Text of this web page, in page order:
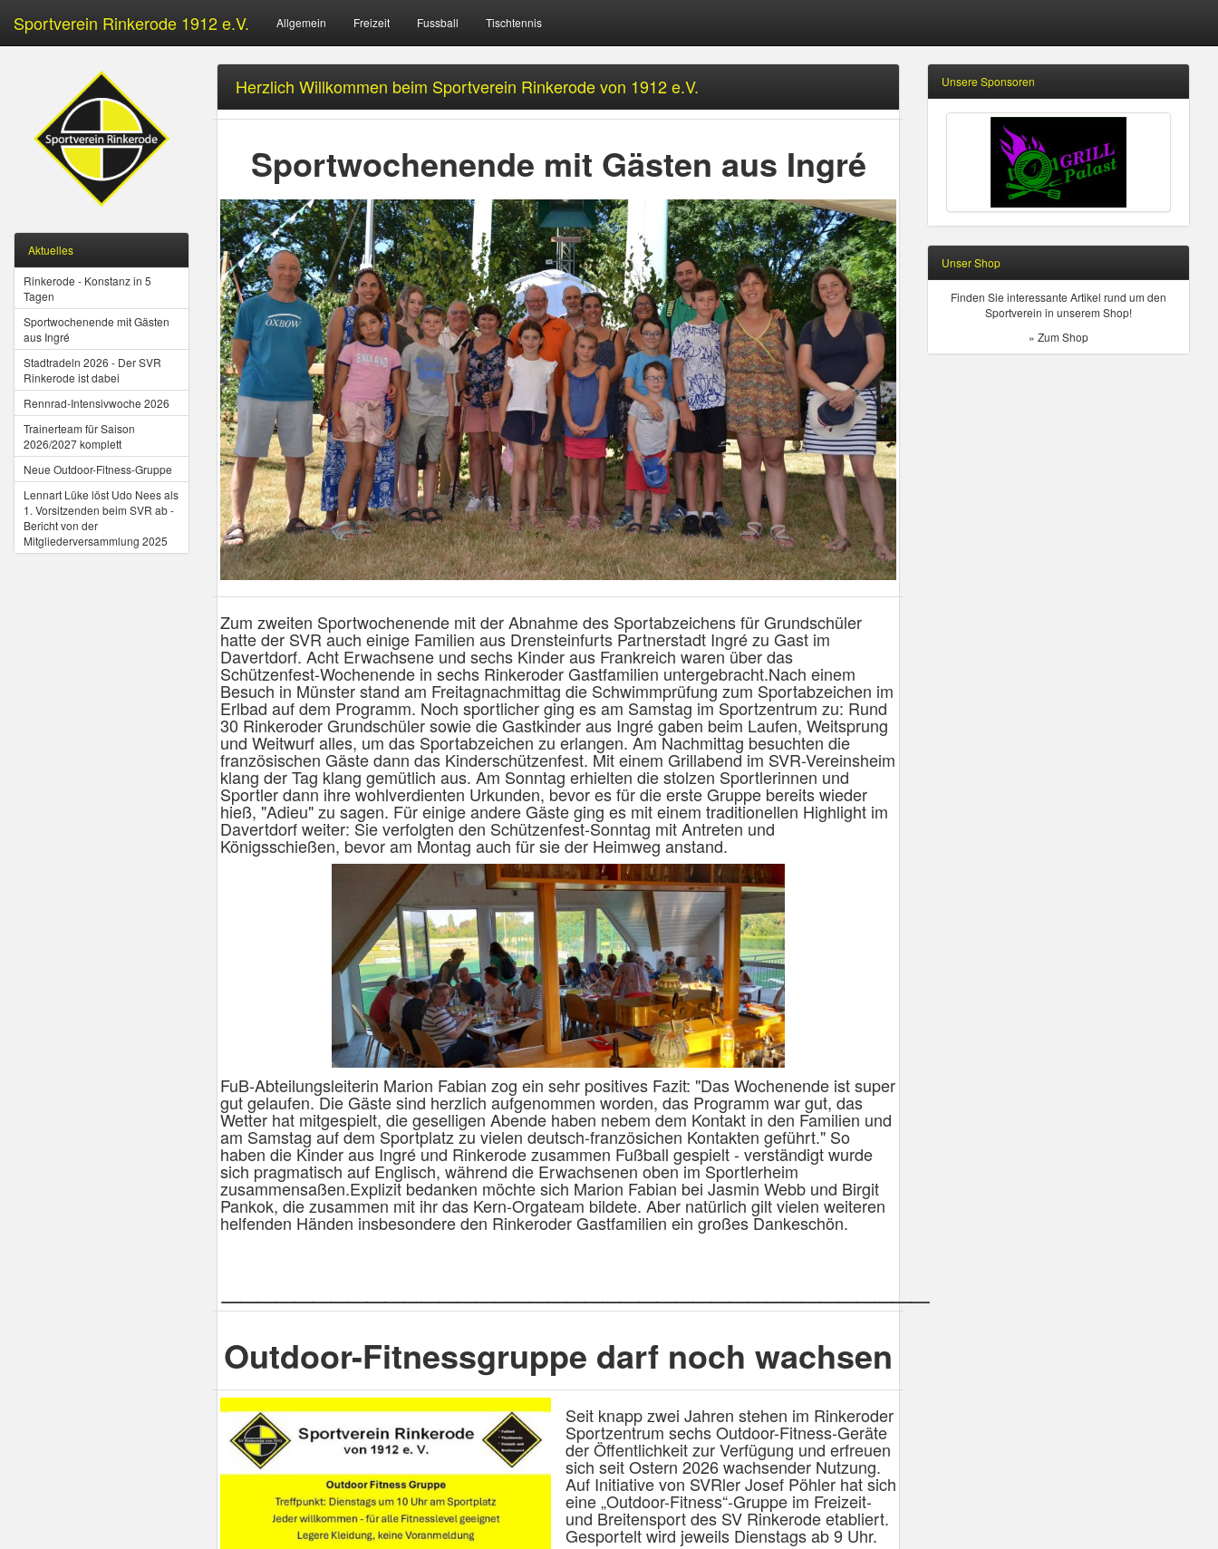
Sportverein Rinkerode 1912 e.V. Allgemein Freizeit Fussball Tischtennis
Aktuelles
Rinkerode - Konstanz in 5
Tagen
Sportwochenende mit Gästen
aus Ingré
Stadtradeln 2026 - Der SVR
Rinkerode ist dabei
Rennrad-Intensivwoche 2026
Trainerteam für Saison
2026/2027 komplett
Neue Outdoor-Fitness-Gruppe
Lennart Lüke löst Udo Nees als
1. Vorsitzenden beim SVR ab -
Bericht von der
Mitgliederversammlung 2025
Herzlich Willkommen beim Sportverein Rinkerode von 1912 e.V.
Sportwochenende mit Gästen aus Ingré
Zum zweiten Sportwochenende mit der Abnahme des Sportabzeichens für Grundschüler
hatte der SVR auch einige Familien aus Drensteinfurts Partnerstadt Ingré zu Gast im
Davertdorf. Acht Erwachsene und sechs Kinder aus Frankreich waren über das
Schützenfest-Wochenende in sechs Rinkeroder Gastfamilien untergebracht.Nach einem
Besuch in Münster stand am Freitagnachmittag die Schwimmprüfung zum Sportabzeichen im
Erlbad auf dem Programm. Noch sportlicher ging es am Samstag im Sportzentrum zu: Rund
30 Rinkeroder Grundschüler sowie die Gastkinder aus Ingré gaben beim Laufen, Weitsprung
und Weitwurf alles, um das Sportabzeichen zu erlangen. Am Nachmittag besuchten die
französischen Gäste dann das Kinderschützenfest. Mit einem Grillabend im SVR-Vereinsheim
klang der Tag klang gemütlich aus. Am Sonntag erhielten die stolzen Sportlerinnen und
Sportler dann ihre wohlverdienten Urkunden, bevor es für die erste Gruppe bereits wieder
hieß, "Adieu" zu sagen. Für einige andere Gäste ging es mit einem traditionellen Highlight im
Davertdorf weiter: Sie verfolgten den Schützenfest-Sonntag mit Antreten und
Königsschießen, bevor am Montag auch für sie der Heimweg anstand.
FuB-Abteilungsleiterin Marion Fabian zog ein sehr positives Fazit: "Das Wochenende ist super
gut gelaufen. Die Gäste sind herzlich aufgenommen worden, das Programm war gut, das
Wetter hat mitgespielt, die geselligen Abende haben nebem dem Kontakt in den Familien und
am Samstag auf dem Sportplatz zu vielen deutsch-französichen Kontakten geführt." So
haben die Kinder aus Ingré und Rinkerode zusammen Fußball gespielt - verständigt wurde
sich pragmatisch auf Englisch, während die Erwachsenen oben im Sportlerheim
zusammensaßen.Explizit bedanken möchte sich Marion Fabian bei Jasmin Webb und Birgit
Pankok, die zusammen mit ihr das Kern-Orgateam bildete. Aber natürlich gilt vielen weiteren
helfenden Händen insbesondere den Rinkeroder Gastfamilien ein großes Dankeschön.
Outdoor-Fitnessgruppe darf noch wachsen
Seit knapp zwei Jahren stehen im Rinkeroder
Sportzentrum sechs Outdoor-Fitness-Geräte
der Öffentlichkeit zur Verfügung und erfreuen
sich seit Ostern 2026 wachsender Nutzung.
Auf Initiative von SVRler Josef Pöhler hat sich
eine „Outdoor-Fitness“-Gruppe im Freizeit-
und Breitensport des SV Rinkerode etabliert.
Gesportelt wird jeweils Dienstags ab 9 Uhr.
Unsere Sponsoren
Unser Shop
Finden Sie interessante Artikel rund um den
Sportverein in unserem Shop!
» Zum Shop